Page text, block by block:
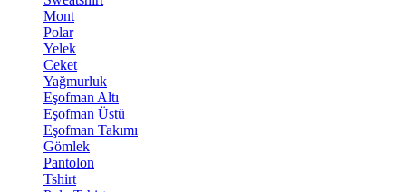
Mont
Polar
Yelek
Ceket
Yağmurluk
Eşofman Altı
Eşofman Üstü
Eşofman Takımı
Gömlek
Pantolon
Tshirt